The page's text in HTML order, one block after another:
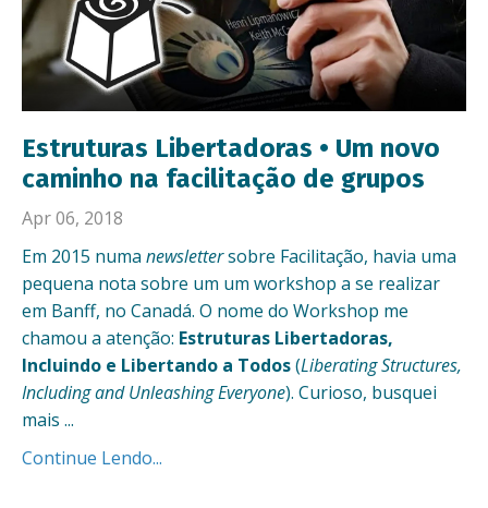
Estruturas Libertadoras • Um novo
caminho na facilitação de grupos
Apr 06, 2018
Em 2015 numa newslettersobre Facilitação, havia uma
pequena nota sobre um um workshop a se realizar
em Banff, no Canadá. O nome do Workshop me
chamou a atenção: Estruturas Libertadoras,
Incluindo e Libertando a Todos(Liberating Structures,
Including and Unleashing Everyone). Curioso, busquei
mais ...
Continue Lendo...